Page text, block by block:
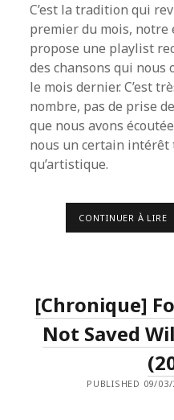
C’est la tradition qui
premier du mois, notre
propose une playlist
des chansons qui
le mois dernier. C’est
nombre, pas de prise
que nous avons
nous un certain intérêt
qu’artistique.
CONTINUER À LIRELA
[Chronique]
Not Saved
PUBLISHED 09/03/